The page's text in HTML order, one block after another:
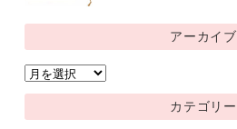
アーカイブ
ア
ー
カ
カテゴリー